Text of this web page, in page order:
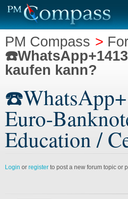
PM Compass >
kaufen kann?
Euro-
Education /
Login or register to post a new forum topic or